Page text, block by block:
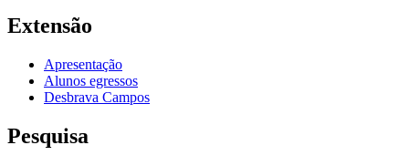
Extensão
Apresentação
Alunos egressos
Desbrava Campos
Pesquisa